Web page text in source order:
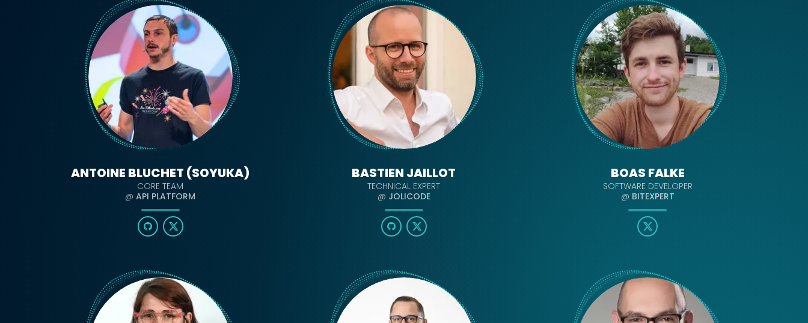
ANTOINE BLUCHET (SOYUKA)
CORE TEAM
@API PLATFORM
BASTIEN JAILLOT
TECHNICAL EXPERT
@ JOLICODE
BOAS FALKE
SOFTWARE DEVELOPER
@ BITEXPERT